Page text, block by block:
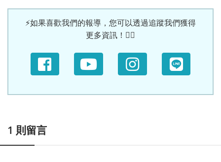
⚡如果喜歡我們的報導，您可以透過追蹤我們獲得
更多資訊！🙆‍♀
1 則留言